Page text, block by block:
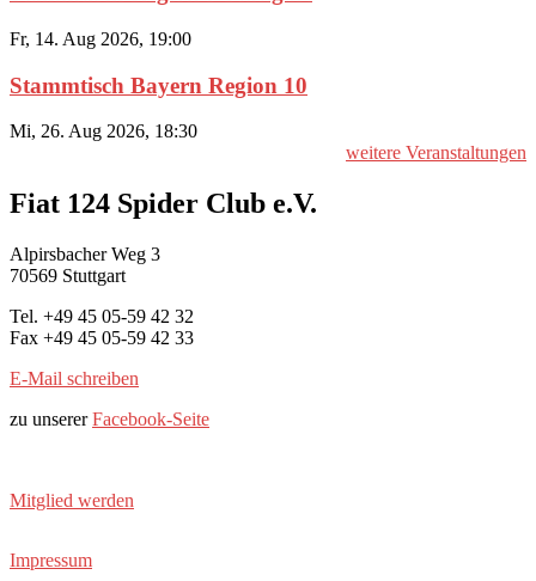
Fr, 14. Aug 2026, 19:00
Stammtisch Bayern Region 10
Mi, 26. Aug 2026, 18:30
weitere Veranstaltungen
Fiat 124 Spider Club e.V.
Alpirsbacher Weg 3
70569 Stuttgart
Tel. +49 45 05-59 42 32
Fax +49 45 05-59 42 33
E-Mail schreiben
zu unsererFacebook-Seite
Mitglied werden
Impressum